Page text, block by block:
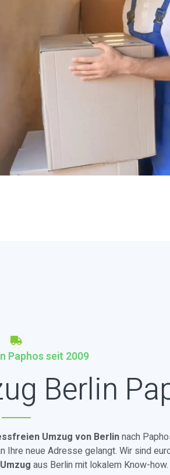
Paphos seit 2009
Berlin
Umzug von Berlinnach
neue Adresse gelangt. Wir sind
aus Berlin mit lokalem Know-how.